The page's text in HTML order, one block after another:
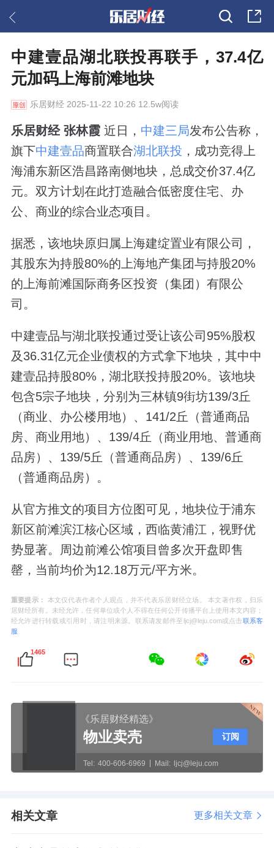
中建壹品湖北联投再联手，37.4亿
元加码上海前滩地块
乐居财经2025-11-22 10:26 12.5w阅读
乐居财经 张林霞 近日， 中建三局发布公告称，
旗下中建壹品商置联合湖北联投 ，成功竞得上
海浦东新区浩昌路南侧地块，总成交价37.4亿
元。双方计划在此打造融合低密度住宅、办
公、商业的综合业态项目。
据悉，该地块原归属上海建绽置业有限公司，
其股东为持股80%的上海地产集团与持股20%
的上海前滩国际商务区投资（集团）有限公
司。
中建壹品与湖北联投通过受让该公司95%股权
及36.31亿元企业债权的方式拿下地块，其中中
建壹品持股80%，湖北联投持股20%。该地块
包含5宗子地块，分别为三林镇9街坊139/3丘
（商业、办公楼用地）、141/2丘（普通商品
房、商业用地）、139/4丘（商业用地、普通商
品房）、139/5丘（普通商品房）、139/6丘
（普通商品房）。
从官方推文的项目方位图可见，地块位于浦东
新区前滩滨江核心区域，西临黄浦江，视野优
势显著。周边前滩公馆项目曾多次开盘即售
罄，当前均价为12.18万元/平方米。
重要提示：
本文仅代表作者个人观点，并不代表乐居财经立场。 本文著作权，归乐
居财经所有。未经允许，任何单位或个人不得在任何公开传播平台上使用本文内容；
经允许进行转载或引用时，请注明来源。联系请发邮件至ljcj@leju.com或点击联系客
服
1465
《乐居财经精选》
物业卖壳
Tel: 400-606-6969 Mail: ljcj@leju.com
订阅
相关文章 更多相关文章